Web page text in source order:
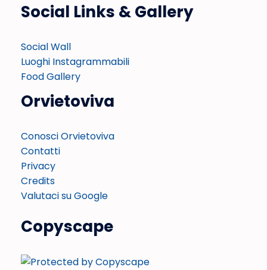
Social Links & Gallery
Social Wall
Luoghi Instagrammabili
Food Gallery
Orvietoviva
Conosci Orvietoviva
Contatti
Privacy
Credits
Valutaci su Google
Copyscape